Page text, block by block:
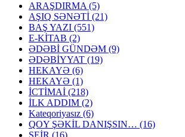
ARAŞDIRMA (5)
AŞIQ SƏNƏTİ (21)
BAŞ YAZI (551)
E-KİTAB (2)
ƏDƏBİ GÜNDƏM (9)
ƏDƏBİYYAT (19)
HEKAYƏ (6)
HEKAYƏ (1)
İCTİMAİ (218)
İLK ADDIM (2)
Kateqoriyasız (6)
QOY ŞƏKİL DANIŞSIN… (16)